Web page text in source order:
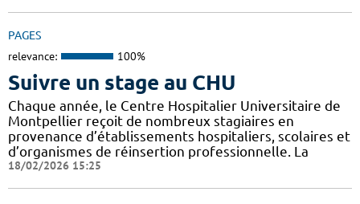
PAGES
relevance: 100%
Suivre un stage au CHU
Chaque année, le Centre Hospitalier Universitaire de
Montpellier reçoit de nombreux stagiaires en
provenance d’établissements hospitaliers, scolaires et
d’organismes de réinsertion professionnelle. La
18/02/2026 15:25